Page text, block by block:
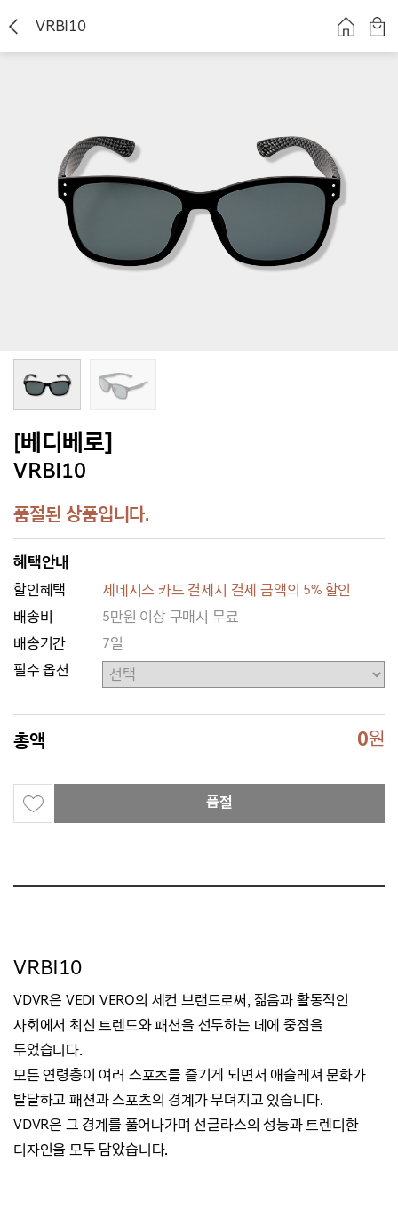
VRBI10
[베디베로]
VRBI10
품절된 상품입니다.
혜택안내
할인혜택
제네시스 카드 결제시 결제 금액의 5% 할인
배송비
5만원 이상 구매시 무료
배송기간
7일
필수 옵션
총액 0원
품절
VRBI10
VDVR은 VEDI VERO의 세컨 브랜드로써, 젊음과 활동적인
사회에서 최신 트렌드와 패션을 선두하는 데에 중점을
두었습니다.
모든 연령층이 여러 스포츠를 즐기게 되면서 애슬레져 문화가
발달하고 패션과 스포츠의 경계가 무뎌지고 있습니다.
VDVR은 그 경계를 풀어나가며 선글라스의 성능과 트렌디한
디자인을 모두 담았습니다.